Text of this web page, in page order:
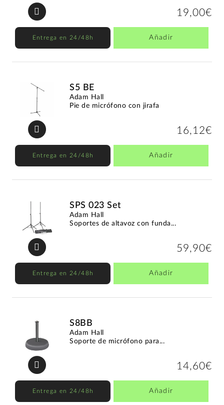
19,00€
Entrega en 24/48h Añadir
S5 BE
Adam Hall
Pie de micrófono con jirafa
16,12€
Entrega en 24/48h Añadir
SPS 023 Set
Adam Hall
Soportes de altavoz con funda...
59,90€
Entrega en 24/48h Añadir
S8BB
Adam Hall
Soporte de micrófono para...
14,60€
Entrega en 24/48h Añadir